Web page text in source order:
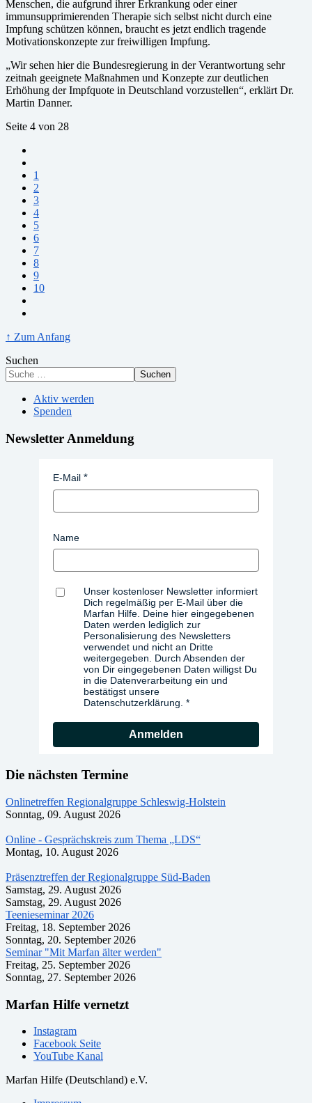
Menschen, die aufgrund ihrer Erkrankung oder einer
immunsupprimierenden Therapie sich selbst nicht durch eine
Impfung schützen können, braucht es jetzt endlich tragende
Motivationskonzepte zur freiwilligen Impfung.
„Wir sehen hier die Bundesregierung in der Verantwortung sehr
zeitnah geeignete Maßnahmen und Konzepte zur deutlichen
Erhöhung der Impfquote in Deutschland vorzustellen“, erklärt Dr.
Martin Danner.
Seite 4 von 28
1
2
3
4
5
6
7
8
9
10
↑ Zum Anfang
Suchen
Suchen
Aktiv werden
Spenden
Newsletter Anmeldung
E-Mail
Name
Unser kostenloser Newsletter informiert
Dich regelmäßig per E-Mail über die
Marfan Hilfe. Deine hier eingegebenen
Daten werden lediglich zur
Personalisierung des Newsletters
verwendet und nicht an Dritte
weitergegeben. Durch Absenden der
von Dir eingegebenen Daten willigst Du
in die Datenverarbeitung ein und
bestätigst unsere
Datenschutzerklärung.
Anmelden
Die nächsten Termine
Onlinetreffen Regionalgruppe Schleswig-Holstein
Sonntag, 09. August 2026
Online - Gesprächskreis zum Thema „LDS“
Montag, 10. August 2026
Präsenztreffen der Regionalgruppe Süd-Baden
Samstag, 29. August 2026
Samstag, 29. August 2026
Teenieseminar 2026
Freitag, 18. September 2026
Sonntag, 20. September 2026
Seminar "Mit Marfan älter werden"
Freitag, 25. September 2026
Sonntag, 27. September 2026
Marfan Hilfe vernetzt
Instagram
Facebook Seite
YouTube Kanal
Marfan Hilfe (Deutschland) e.V.